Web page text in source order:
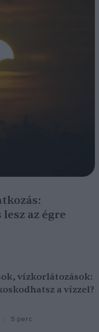
az égre
vízkorlátozások:
a vízzel?
5 perc